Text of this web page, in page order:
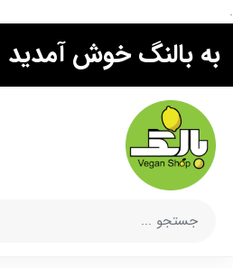
.
به بالنگ خوش آمدید